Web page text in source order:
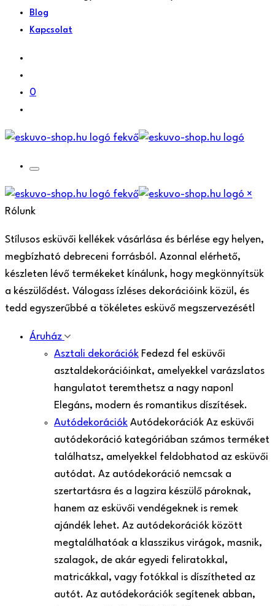
Blog
Kapcsolat
0
×
Rólunk
Stílusos esküvői kellékek vásárlása és bérlése egy helyen,
megbízható debreceni forrásból. Azonnal elérhető,
készleten lévő termékeket kínálunk, hogy megkönnyítsük
a készülődést. Válogass ízléses dekorációink közül, és
tedd egyszerűbbé a tökéletes esküvő megszervezését!
Áruház
Asztali dekorációk Fedezd fel esküvői
asztaldekorációinkat, amelyekkel varázslatos
hangulatot teremthetsz a nagy napon!
Elegáns, modern és romantikus díszítések.
Autódekorációk Autódekorációk Az esküvői
autódekoráció kategóriában számos terméket
találhatsz, amelyekkel feldobhatod az esküvői
autódat. Az autódekoráció nemcsak a
szertartásra és a lagzira készülő pároknak,
hanem az esküvői vendégeknek is remek
ajándék lehet. Az autódekorációk között
megtalálhatóak a klasszikus virágok, masnik,
szalagok, de akár egyedi feliratokkal,
matricákkal, vagy fotókkal is díszítheted az
autót. Az autódekorációk segítenek abban,